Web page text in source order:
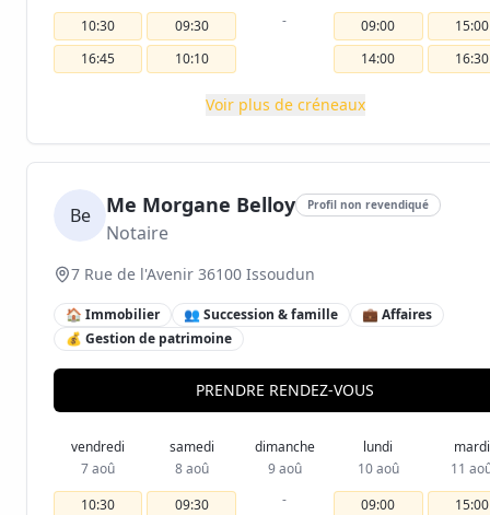
10:30
16:45
09:30
10:10
-
09:00
14:00
15:00
16:30
Voir plus de créneaux
Be Me Morgane Belloy Profil non revendiqué
Notaire
7 Rue de l'Avenir 36100 Issoudun
🏠 Immobilier 👥 Succession & famille
💼 Affaires
💰 Gestion de patrimoine
PRENDRE RENDEZ-VOUS
vendredi
7 aoû
10:30
samedi
8 aoû
09:30
dimanche
9 aoû
-
lundi
10 aoû
09:00
mardi
11
15:00